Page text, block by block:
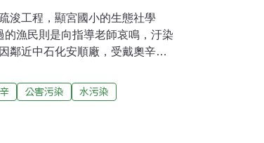
浚工程，顯宮國小的生態社學
漁民則是向指導老師哀鳴，汙染
鄰近中石化安順廠，受戴奧辛汙
準數據，對於問題底泥的處置，
以疏浚工程的方式一併解決鹿耳
公害污染 水污染